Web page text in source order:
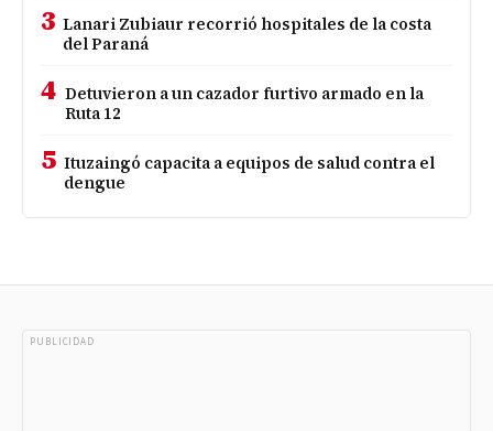
3 Lanari Zubiaur recorrió hospitales de la costa
del Paraná
4 Detuvieron a un cazador furtivo armado en la
Ruta 12
5 Ituzaingó capacita a equipos de salud contra el
dengue
PUBLICIDAD